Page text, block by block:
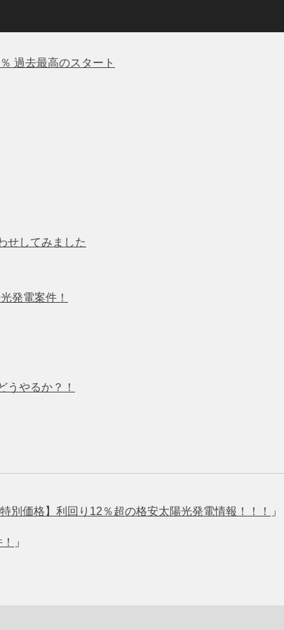
過去最高のスタート
せしてみました
発電案件！
うやるか？！
特別価格】利回り12％超の格安太陽光発電情報！！！ 」
」